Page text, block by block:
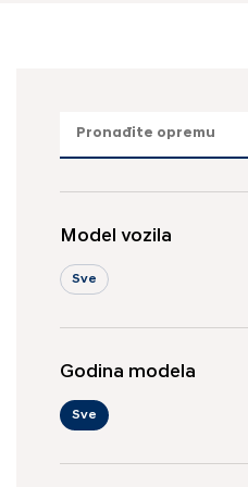
Model vozila
Sve
Godina modela
Sve